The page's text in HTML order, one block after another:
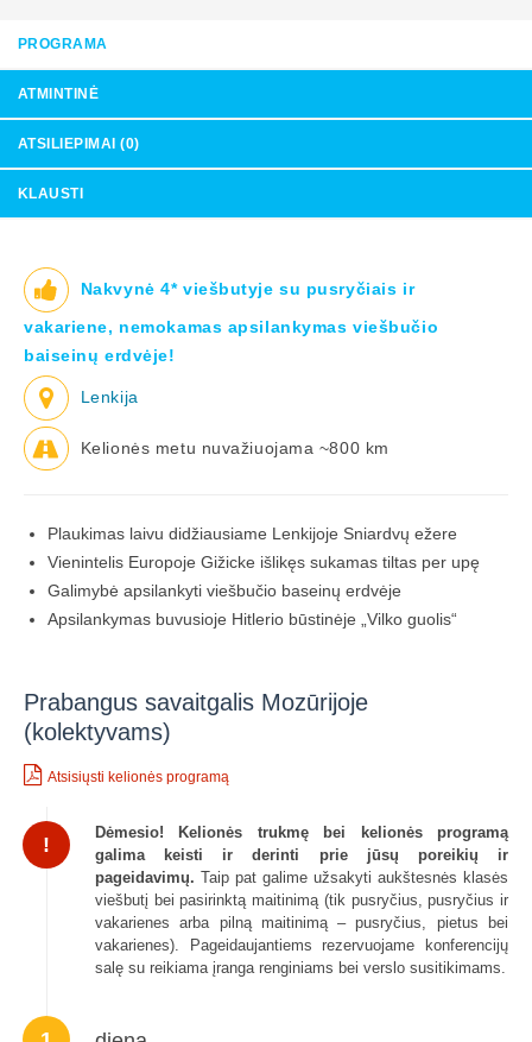
PROGRAMA
ATMINTINĖ
ATSILIEPIMAI (0)
KLAUSTI
Nakvynė 4* viešbutyje su pusryčiais ir
vakariene, nemokamas apsilankymas viešbučio
baiseinų erdvėje!
Lenkija
Kelionės metu nuvažiuojama ~800 km
Plaukimas laivu didžiausiame Lenkijoje Sniardvų ežere
Vienintelis Europoje Gižicke išlikęs sukamas tiltas per upę
Galimybė apsilankyti viešbučio baseinų erdvėje
Apsilankymas buvusioje Hitlerio būstinėje „Vilko guolis“
Prabangus savaitgalis Mozūrijoje
(kolektyvams)
Atsisiųsti kelionės programą
! Dėmesio!
Kelionės trukmę bei kelionės programą
galima keisti ir derinti prie jūsų poreikių ir
pageidavimų. Taip pat galime užsakyti aukštesnės klasės
viešbutį bei pasirinktą maitinimą (tik pusryčius, pusryčius ir
vakarienes arba pilną maitinimą – pusryčius, pietus bei
vakarienes). Pageidaujantiems rezervuojame konferencijų
salę su reikiama įranga renginiams bei verslo susitikimams.